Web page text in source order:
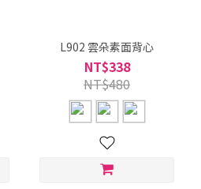
L902 雲朵素面背心
NT$338
NT$480